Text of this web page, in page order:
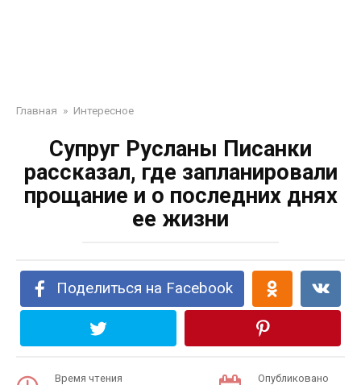
Главная » Интересное
Супруг Русланы Писанки
рассказал, где запланировали
прощание и о последних днях
ее жизни
Поделиться на Facebook
Время чтения Опубликовано